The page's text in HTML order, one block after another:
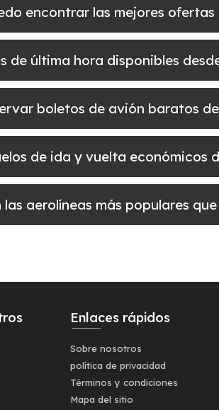
encontrar las mejores
de última hora disponibles
boletos de avión baratos
de ida y vuelta económicos
las aerolíneas más populares
Enlaces rápidos
Sobre nosotros
política de privacidad
Términos y condiciones
Mapa del sitio